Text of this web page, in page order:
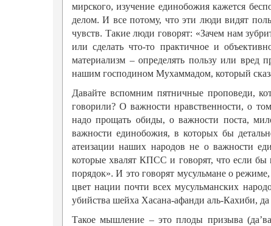
мирского, изучение единобожия кажется
делом. И все потому, что эти люди видят
чувств. Такие люди говорят: «Зачем нам
или сделать что-то практичное и
материализм – определять пользу или вред
нашим господином Мухаммадом, который
Давайте вспомним пятничные проповеди,
говорили? О важности нравственности, о
надо прощать обиды, о важности поста,
важности единобожия, в которых бы
атеизации наших народов не о важности
которые хвалят КПСС и говорят, что если бы
порядок». И это говорят мусульмане о
цвет нации почти всех мусульманских
убийства шейха Хасана-афанди аль-Кахиби, да
Такое мышление – это плоды призыва